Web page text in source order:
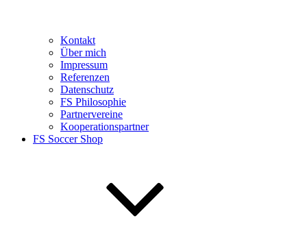
Kontakt
Über mich
Impressum
Referenzen
Datenschutz
FS Philosophie
Partnervereine
Kooperationspartner
FS Soccer Shop